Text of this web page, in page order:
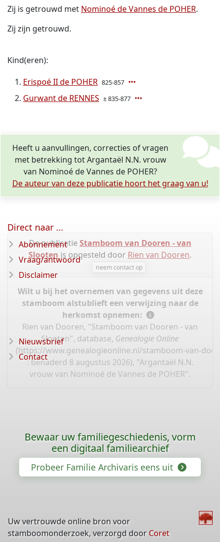
Zij is getrouwd met Nominoé de Vannes de POHER.
Zij zijn getrouwd.
Kind(eren):
Erispoé II de POHER 825-857
Gurwant de RENNES ± 835-877
Heeft u aanvullingen, correcties of vragen
met betrekking tot Argantaël N.N. vrouw
van Nominoé de Vannes de POHER?
De auteur van deze publicatie hoort het graag van u!
De publicatie Stamboom van Dooren - van
Slooten is opgesteld door Rien van Dooren.
neem contact op
Wilt u bij het overnemen van gegevens uit deze
stamboom alstublieft een verwijzing naar de
herkomst opnemen:
Rien van Dooren, "Stamboom van Dooren - van
Slooten", database, Genealogie Online
(https://www.genealogieonline.nl/stamboom-van-
: benaderd 8 augustus 2026), "Argantaël N.N.
vrouw van Nominoé de Vannes de POHER".
Direct naar ...
Abonnement
Vraag/antwoord
Disclaimer
Nieuwsbrief
Contact
Bewaar uw familiegeschiedenis, vorm
een digitaal familiearchief
Probeer Familie Archivaris eens uit
Uw vertrouwde online bron voor
stamboomonderzoek, verzorgd door Coret